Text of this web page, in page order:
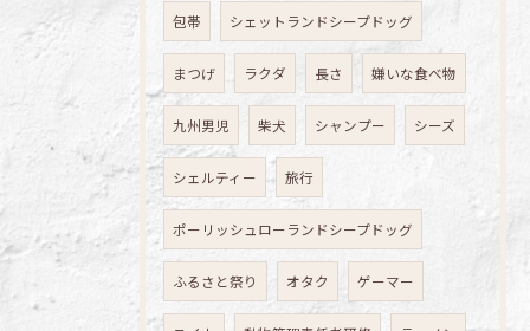
包帯 シェットランドシープドッグ
まつげ ラクダ 長さ 嫌いな食べ物
九州男児 柴犬 シャンプー シーズ
シェルティー 旅行
ポーリッシュローランドシープドッグ
ふるさと祭り オタク ゲーマー